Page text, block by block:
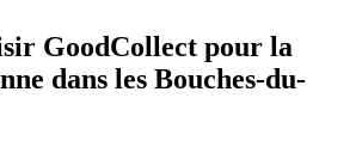
GoodCollect pour la
dans les Bouches-du-